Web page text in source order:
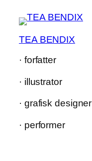
TEA BENDIX
· forfatter
· illustrator
· grafisk designer
· performer